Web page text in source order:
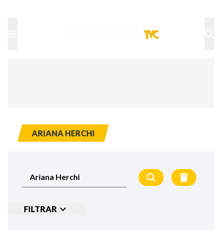
ARIANA HERCHI
FILTRAR